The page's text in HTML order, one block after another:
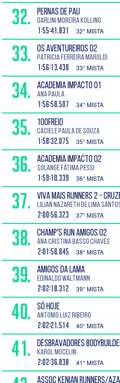
32. PERNAS DE PAU
Darlini Moreira Kolling
1:55:41.831 32° MISTA
33. OS AVENTUREIROS 02
Patricia Ferreira Maroldi
1:56:13.438 33° MISTA
34. ACADEMIA IMPACTO 01
Ana Paula
1:56:58.507 34° MISTA
35. 100FREIO
Caciele Paula de Souza
1:58:32.075 35° MISTA
36. ACADEMIA IMPACTO 02
Solange Fátima Pessi
1:59:10.339 36° MISTA
37. VIVA MAIS RUNNERS 2 -
Lilian Nazareth de Lima
2:00:56.323 37° MISTA
38. CHAMP'S RUN AMIGOS 02
Ana Cristina Basso Chaves
2:01:58.845 38° MISTA
39. AMIGOS DA LAMA
Edinaldo Waltmann
2:02:18.312 39° MISTA
40. SÓ HOJE
Antonio Luiz Ribeiro
2:02:21.514 40° MISTA
41. DESBRAVADORES
Karol Mocelin
2:02:36.838 41° MISTA
ASSOC KENIAN RUNNERS/